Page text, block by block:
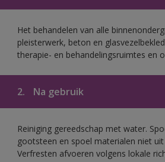
Het behandelen van alle
pleisterwerk, beton en
therapie- en behandelingsruimtes en
2. Na gebruik
Reiniging gereedschap met water.
gootsteen en spoel materialen niet
Verfresten afvoeren volgens lokale